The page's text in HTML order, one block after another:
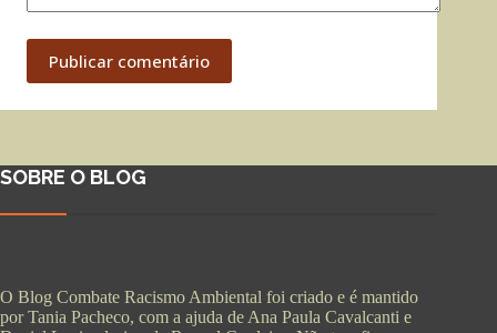
Publicar comentário
SOBRE O BLOG
O Blog Combate Racismo Ambiental foi criado e é mantido
por Tania Pacheco, com a ajuda de Ana Paula Cavalcanti e